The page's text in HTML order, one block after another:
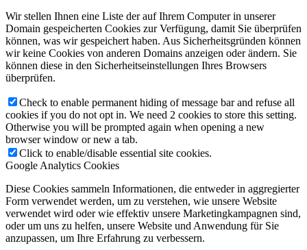
Wir stellen Ihnen eine Liste der auf Ihrem Computer in unserer
Domain gespeicherten Cookies zur Verfügung, damit Sie überprüfen
können, was wir gespeichert haben. Aus Sicherheitsgründen können
wir keine Cookies von anderen Domains anzeigen oder ändern. Sie
können diese in den Sicherheitseinstellungen Ihres Browsers
überprüfen.
Check to enable permanent hiding of message bar and refuse all
cookies if you do not opt in. We need 2 cookies to store this setting.
Otherwise you will be prompted again when opening a new
browser window or new a tab.
Click to enable/disable essential site cookies.
Google Analytics Cookies
Diese Cookies sammeln Informationen, die entweder in aggregierter
Form verwendet werden, um zu verstehen, wie unsere Website
verwendet wird oder wie effektiv unsere Marketingkampagnen sind,
oder um uns zu helfen, unsere Website und Anwendung für Sie
anzupassen, um Ihre Erfahrung zu verbessern.